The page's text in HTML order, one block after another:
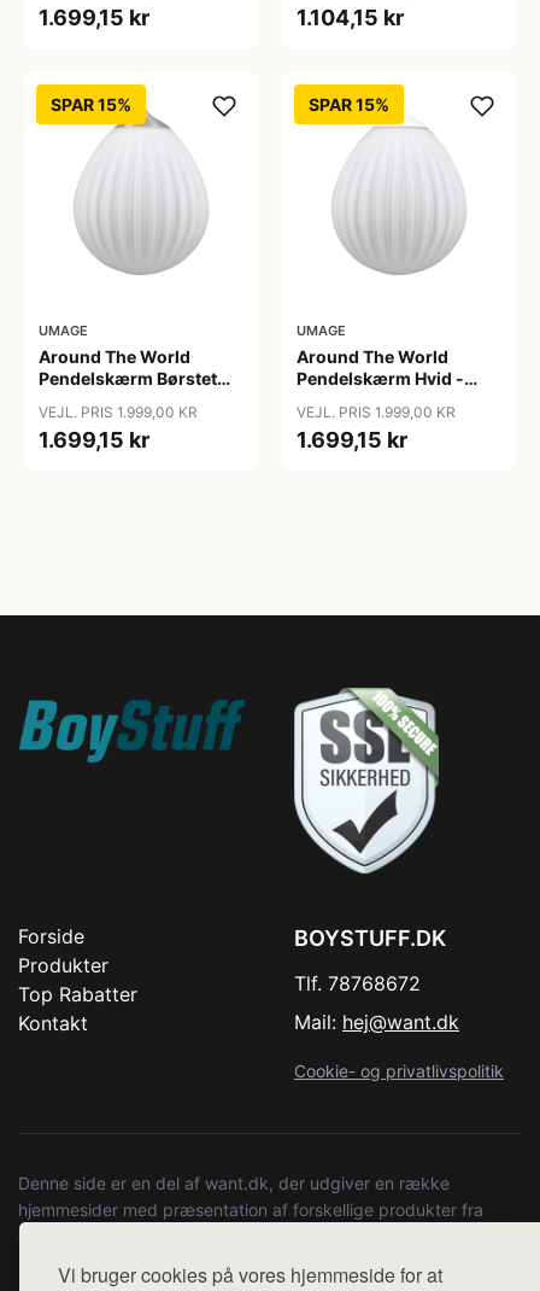
Vi bruger cookies på vores hjemmeside for at
1.699,15 kr 1.104,15 kr
SPAR 15%
UMAGE
Around The World
Pendelskærm Børstet
VEJL. PRIS 1.999,00 KR
1.699,15 kr
SPAR 15%
UMAGE
Around The World
Pendelskærm Hvid -
VEJL. PRIS 1.999,00 KR
1.699,15 kr
Forside
Produkter
Top Rabatter
Kontakt
BOYSTUFF.DK
Tlf. 78768672
Mail: hej@want.dk
Cookie- og privatlivspolitik
Denne side er en del af want.dk, der udgiver en række
hjemmesider med præsentation af forskellige produkter fra
diverse webshops. Der sælges ikke varer fra denne side - vi
henviser til de shops, som sælger varen. Vi har heller ikke